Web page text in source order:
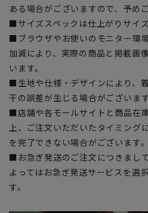
ある場合がございますので、予め
■サイズスペックは仕上がりサイ
■ブラウザやお使いのモニター環
加減により、実際の商品と掲載画
います。
■生地や仕様・デザインにより、
干の誤差が生じる場合がございま
■店舗や各モールサイトと商品在
上、ご注文いただいたタイミング
を完了できない場合がございます
■お急ぎ発送のご注文につきまし
よってはお急ぎ発送サービスを選
す。